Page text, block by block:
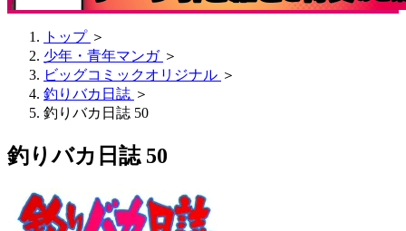
トップ ＞
少年・青年マンガ ＞
ビッグコミックオリジナル ＞
釣りバカ日誌 ＞
釣りバカ日誌 50
釣りバカ日誌 50